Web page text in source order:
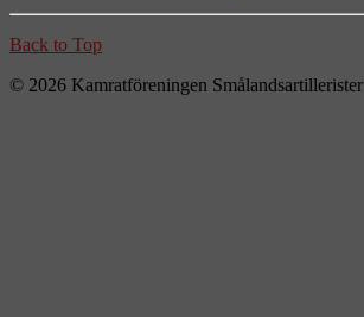
Back to Top
© 2026 Kamratföreningen Smålandsartillerister